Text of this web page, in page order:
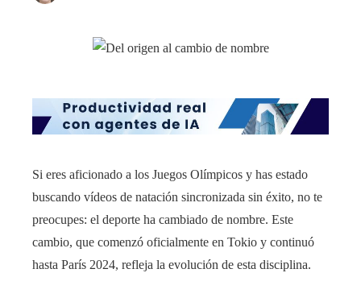
Si eres aficionado a los Juegos Olímpicos y has estado
buscando vídeos de natación sincronizada sin éxito, no te
preocupes: el deporte ha cambiado de nombre. Este
cambio, que comenzó oficialmente en Tokio y continuó
hasta París 2024, refleja la evolución de esta disciplina.